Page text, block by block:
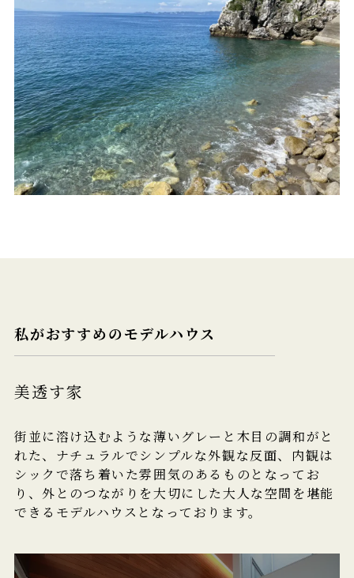
私がおすすめのモデルハウス
美透す家
街並に溶け込むような薄いグレーと木目の調和がと
れた、ナチュラルでシンプルな外観な反面、内観は
シックで落ち着いた雰囲気のあるものとなってお
り、外とのつながりを大切にした大人な空間を堪能
できるモデルハウスとなっております。